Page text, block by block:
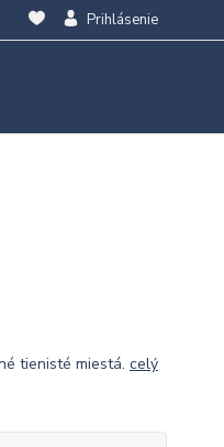
Prihlásenie
tienisté miestá. celý